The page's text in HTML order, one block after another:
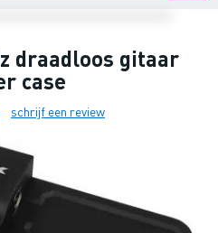
draadloos gitaar
case
schrijf een review